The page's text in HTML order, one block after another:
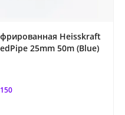
Heisskraft
25mm 50m (Blue)
150